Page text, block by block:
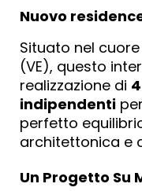
Nuovo
Situato nel
(VE), questo
realizzazione di
indipendenti
perfetto
architettonica e
Un Progetto Su